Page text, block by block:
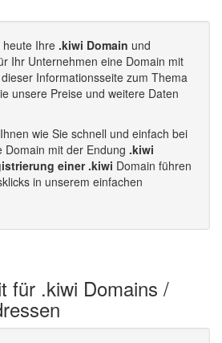
heute Ihre .kiwi Domain und
Ihr Unternehmen eine Domain mit
Informationsseite zum Thema
unsere Preise und weitere Daten
wie Sie schnell und einfach bei
mit der Endung .kiwi
einer .kiwi Domain führen
in unserem einfachen
für .kiwi Domains /